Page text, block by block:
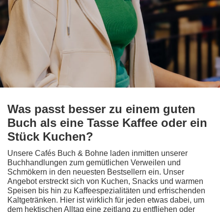
Was passt besser zu einem guten
Buch als eine Tasse Kaffee oder ein
Stück Kuchen?
Unsere Cafés Buch & Bohne laden inmitten unserer
Buchhandlungen zum gemütlichen Verweilen und
Schmökern in den neuesten Bestsellern ein. Unser
Angebot erstreckt sich von Kuchen, Snacks und warmen
Speisen bis hin zu Kaffeespezialitäten und erfrischenden
Kaltgetränken. Hier ist wirklich für jeden etwas dabei, um
dem hektischen Alltag eine zeitlang zu entfliehen oder